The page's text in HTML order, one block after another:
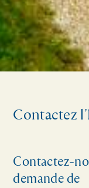
Contactez
Contactez-
demande de